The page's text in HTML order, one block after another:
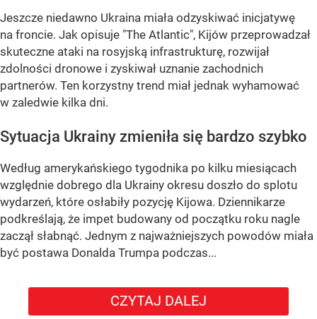
Jeszcze niedawno Ukraina miała odzyskiwać inicjatywę
na froncie. Jak opisuje "The Atlantic", Kijów przeprowadzał
skuteczne ataki na rosyjską infrastrukturę, rozwijał
zdolności dronowe i zyskiwał uznanie zachodnich
partnerów. Ten korzystny trend miał jednak wyhamować
w zaledwie kilka dni.
Sytuacja Ukrainy zmieniła się bardzo szybko
Według amerykańskiego tygodnika po kilku miesiącach
względnie dobrego dla Ukrainy okresu doszło do splotu
wydarzeń, które osłabiły pozycję Kijowa. Dziennikarze
podkreślają, że impet budowany od początku roku nagle
zaczął słabnąć. Jednym z najważniejszych powodów miała
być postawa Donalda Trumpa podczas...
CZYTAJ DALEJ